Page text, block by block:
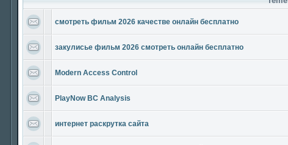
смотреть фильм 2026 качестве онлайн бесплатно
закулисье фильм 2026 смотреть онлайн бесплатно
Modern Access Control
PlayNow BC Analysis
интернет раскрутка сайта